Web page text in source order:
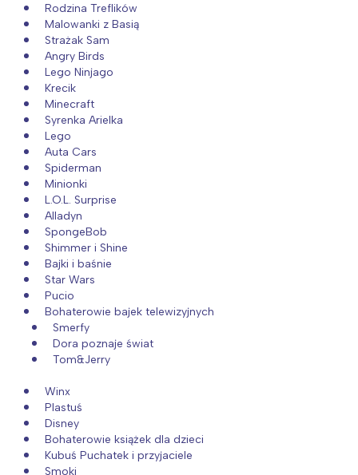
Rodzina Treflików
Malowanki z Basią
Strażak Sam
Angry Birds
Lego Ninjago
Krecik
Minecraft
Syrenka Arielka
Lego
Auta Cars
Spiderman
Minionki
L.O.L. Surprise
Alladyn
SpongeBob
Shimmer i Shine
Bajki i baśnie
Star Wars
Pucio
Bohaterowie bajek telewizyjnych
Smerfy
Dora poznaje świat
Tom&Jerry
Winx
Plastuś
Disney
Bohaterowie książek dla dzieci
Kubuś Puchatek i przyjaciele
Smoki